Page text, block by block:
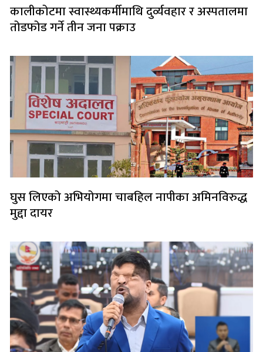
कालीकोटमा स्वास्थ्यकर्मीमाथि दुर्व्यवहार र अस्पतालमा
तोडफोड गर्ने तीन जना पक्राउ
घुस लिएको अभियोगमा चाबहिल नापीका अमिनविरुद्ध
मुद्दा दायर